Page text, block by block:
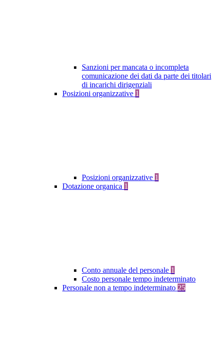
Sanzioni per mancata o incompleta
comunicazione dei dati da parte dei titolari
di incarichi dirigenziali
Posizioni organizzative 1
Posizioni organizzative 1
Dotazione organica 1
Conto annuale del personale 1
Costo personale tempo indeterminato
Personale non a tempo indeterminato 25